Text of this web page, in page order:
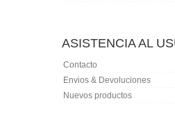
ASISTENCIA AL
Contacto
Envios & Devoluciones
Nuevos productos